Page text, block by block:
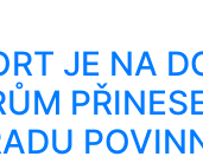
JE NA